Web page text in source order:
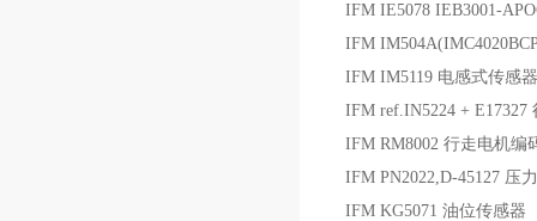
IFM IE5078 IEB3001-
IFM
IFM IM5119 电感式传感
IFM ref.IN5224 + E17327
IFM RM8002 行走电机编
IFM PN2022,D-45127 压
IFM KG5071 油位传感器